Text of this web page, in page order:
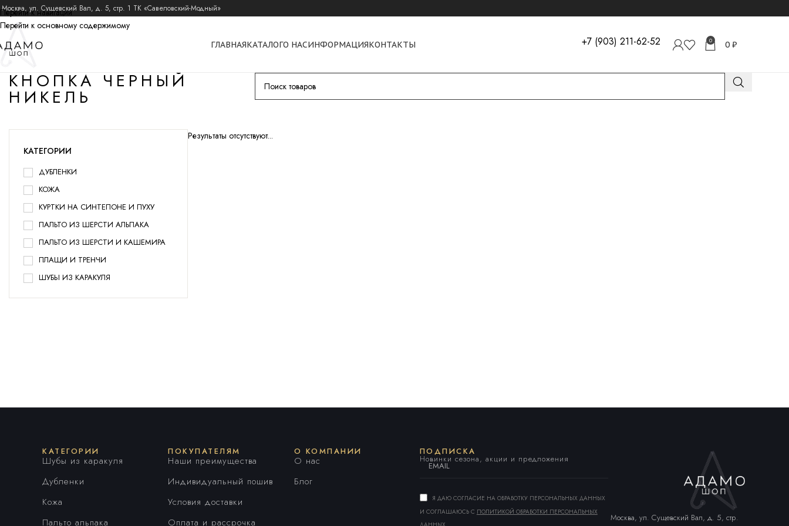
Перейти к навигации
Перейти к основному содержимому
ул. Сущевский Вал, д. 5, стр. 1 ТК «Савеловский-Модный»
ГЛАВНАЯКАТАЛОГО НАСИНФОРМАЦИЯКОНТАКТЫ +7 (903) 211-62-52 0 0 ₽
КНОПКА ЧЕРНЫЙ
НИКЕЛЬ
КАТЕГОРИИ
ДУБЛЕНКИ
КОЖА
КУРТКИ НА СИНТЕПОНЕ И ПУХУ
ПАЛЬТО ИЗ ШЕРСТИ АЛЬПАКА
ПАЛЬТО ИЗ ШЕРСТИ И КАШЕМИРА
ПЛАЩИ И ТРЕНЧИ
ШУБЫ ИЗ КАРАКУЛЯ
Результаты отсутствуют...
КАТЕГОРИИ
Шубы из каракуля
Дубленки
Кожа
Пальто альпака
ПОКУПАТЕЛЯМ
Наши преимущества
Индивидуальный пошив
Условия доставки
Оплата и рассрочка
О КОМПАНИИ
О нас
Блог
ПОДПИСКА
Новинки сезона, акции и предложения
Я ДАЮ СОГЛАСИЕ НА ОБРАБОТКУ ПЕРСОНАЛЬНЫХ ДАННЫХ
И СОГЛАШАЮСЬ С ПОЛИТИКОЙ ОБРАБОТКИ ПЕРСОНАЛЬНЫХ
Москва, ул. Сущевский Вал, д. 5, стр.